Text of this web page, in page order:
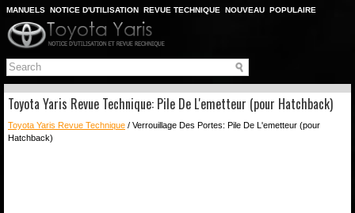
MANUELS NOTICE D'UTILISATION REVUE TECHNIQUE NOUVEAU POPULAIRE
PLAN DU SITE
CHERCHER
Toyota Yaris Revue Technique: Pile De L'emetteur (pour Hatchback)
Toyota Yaris Revue Technique / Verrouillage Des Portes: Pile De L'emetteur (pour
Hatchback)